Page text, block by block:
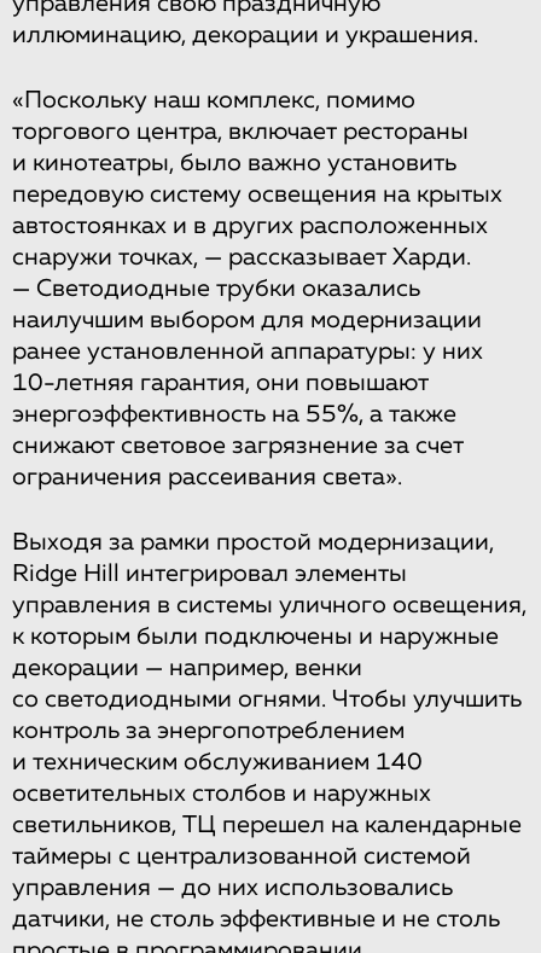
иллюминацию, декорации и украшения.
«Поскольку наш комплекс, помимо
торгового центра, включает рестораны
и кинотеатры, было важно установить
передовую систему освещения на крытых
автостоянках и в других расположенных
снаружи точках, — рассказывает Харди.
— Светодиодные трубки оказались
наилучшим выбором для модернизации
ранее установленной аппаратуры: у них
10-летняя гарантия, они повышают
энергоэффективность на 55%, а также
снижают световое загрязнение за счет
ограничения рассеивания света».
Выходя за рамки простой модернизации,
Ridge Hill интегрировал элементы
управления в системы уличного освещения,
к которым были подключены и наружные
декорации — например, венки
со светодиодными огнями. Чтобы улучшить
контроль за энергопотреблением
и техническим обслуживанием 140
осветительных столбов и наружных
светильников, ТЦ перешел на календарные
таймеры с централизованной системой
управления — до них использовались
датчики, не столь эффективные и не столь